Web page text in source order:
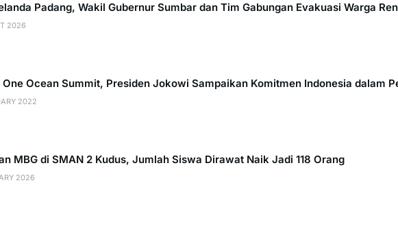
Padang, Wakil Gubernur Sumbar dan Tim Gabungan Evakuasi Warga
2026
One Ocean Summit, Presiden Jokowi Sampaikan Komitmen Indonesia dalam
2022
MBG di SMAN 2 Kudus, Jumlah Siswa Dirawat Naik Jadi 118 Orang
2026